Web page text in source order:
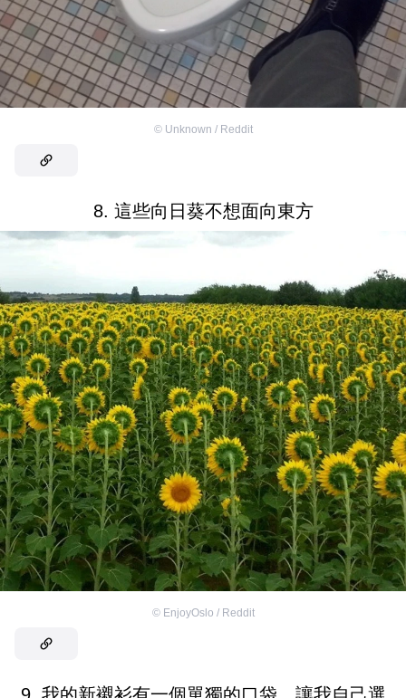
© Unknown / Reddit
8. 這些向日葵不想面向東方
© EnjoyOslo / Reddit